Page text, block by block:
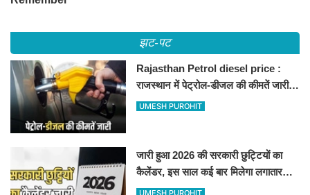
झट-पट
Rajasthan Petrol diesel price :
राजस्थान में पेट्रोल-डीजल की कीमतें जारी,
जानिए बीकानेर समेत पुरे प्रदेश में नए रेट
UMESH PUROHIT
जारी हुआ 2026 की सरकारी छुट्टियों का
कैलेंडर, इस साल कई बार मिलेगा लगातार
अवकाश, देखें
UMESH PUROHIT